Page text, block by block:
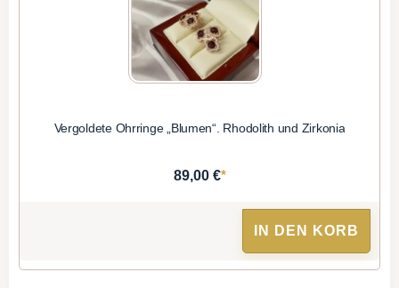
Vergoldete Ohrringe „Blumen“. Rhodolith und Zirkonia
89,00 €*
IN DEN KORB